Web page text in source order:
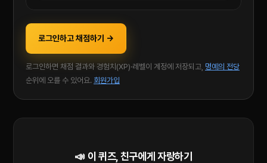
로그인하고 채점하기 →
로그인하면 채점 결과와 경험치(XP)·레벨이 계정에 저장되고, 명예의 전당
순위에 오를 수 있어요. 회원가입
📣 이 퀴즈, 친구에게 자랑하기